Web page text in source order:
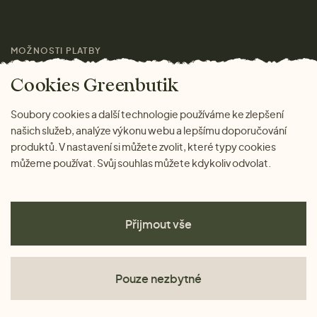
Magazín
MOŽNOSTI PLATBY
Cookies Greenbutik
Soubory cookies a další technologie používáme ke zlepšení
našich služeb, analýze výkonu webu a lepšímu doporučování
produktů. V nastavení si můžete zvolit, které typy cookies
můžeme používat. Svůj souhlas můžete kdykoliv odvolat.
Přijmout vše
Pouze nezbytné